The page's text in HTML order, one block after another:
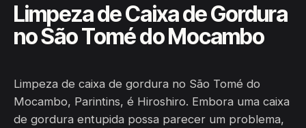
Limpeza de Caixa de Gordura
no São Tomé do Mocambo
Limpeza de caixa de gordura no São Tomé do
Mocambo, Parintins, é Hiroshiro. Embora uma caixa
de gordura entupida possa parecer um problema,